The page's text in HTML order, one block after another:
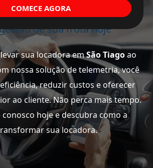
de sua frota hoje
sua locadora emSão Tiagoao
nossa solução de telemetria, você
reduzir custos e oferecer
ao cliente. Não perca mais tempo.
hoje e descubra como a
sua locadora.
COMECE AGORA